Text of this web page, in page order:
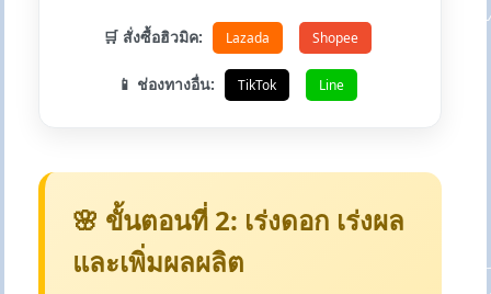
🛒 สั่งซื้อฮิวมิค: Lazada Shopee
📱 ช่องทางอื่น: TikTok Line
🌸 ขั้นตอนที่ 2: เร่งดอก เร่งผล
และเพิ่มผลผลิต